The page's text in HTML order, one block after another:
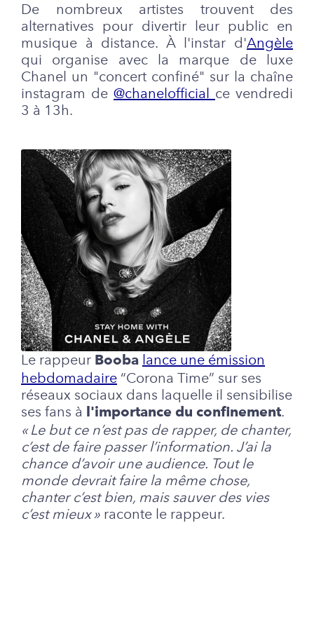
De nombreux artistes trouvent des
alternatives pour divertir leur public en
musique à distance. À l'instar d'Angèle
qui organise avec la marque de luxe
Chanel un "concert confiné" sur la chaîne
instagram de @chanelofficial ce vendredi
3 à 13h.
Le rappeur Booba lance une émission
hebdomadaire “Corona Time” sur ses
réseaux sociaux dans laquelle il sensibilise
ses fans à l'importance du confinement.
« Le but ce n’est pas de rapper, de chanter,
c’est de faire passer l’information. J’ai la
chance d’avoir une audience. Tout le
monde devrait faire la même chose,
chanter c’est bien, mais sauver des vies
c’est mieux » raconte le rappeur.